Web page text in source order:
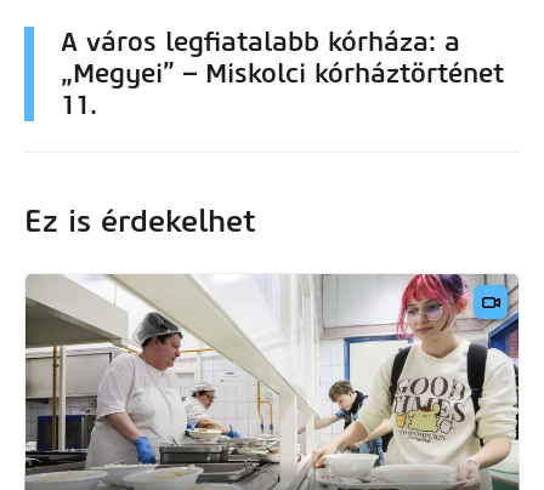
A város legfiatalabb kórháza: a
„Megyei” – Miskolci kórháztörténet
11.
Ez is érdekelhet